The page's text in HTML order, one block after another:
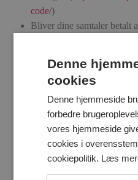
code/)
Bliver dine samtaler betalt
tavshedspligt, og vil kun
der må deles
Hvis forløbet er aftalt med
tilbage, når forløbet er
Der kan om ønsket aftales
at evaluere og lære af
Denne
cookies
Denne hjemmeside
forbedre
vores hjemmeside
cookies i
cookiepolitik. Læs